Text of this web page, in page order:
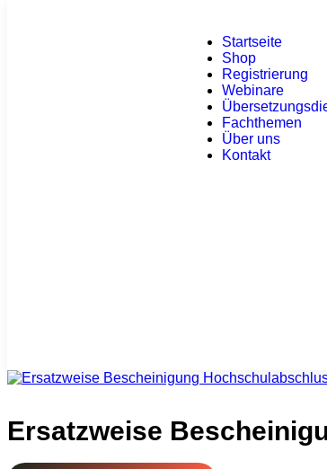
Startseite
Shop
Registrierung
Webinare
Fachthemen
Über uns
Kontakt
Ersatzweise